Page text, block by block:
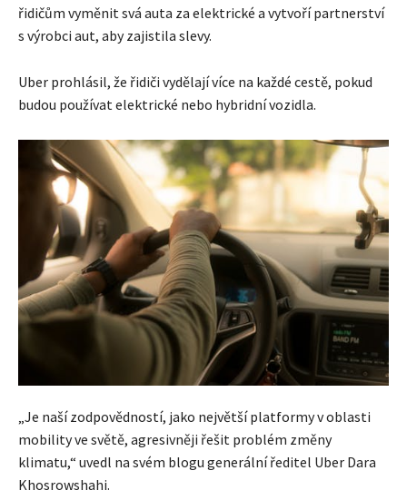
řidičům vyměnit svá auta za elektrické a vytvoří partnerství
s výrobci aut, aby zajistila slevy.
Uber prohlásil, že řidiči vydělají více na každé cestě, pokud
budou používat elektrické nebo hybridní vozidla.
„Je naší zodpovědností, jako největší platformy v oblasti
mobility ve světě, agresivněji řešit problém změny
klimatu,“ uvedl na svém blogu generální ředitel Uber Dara
Khosrowshahi.